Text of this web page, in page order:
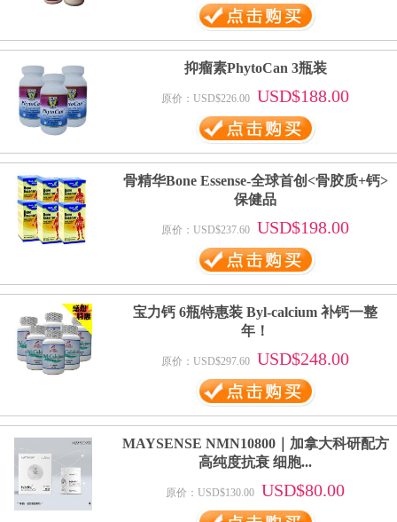
抑瘤素PhytoCan 3瓶装
原价：USD$226.00 USD$188.00
骨精华Bone Essense-全球首创<骨胶质+钙>
保健品
原价：USD$237.60 USD$198.00
宝力钙 6瓶特惠装 Byl-calcium 补钙一整
年！
原价：USD$297.60 USD$248.00
MAYSENSE NMN10800｜加拿大科研配方
高纯度抗衰 细胞...
原价：USD$130.00 USD$80.00